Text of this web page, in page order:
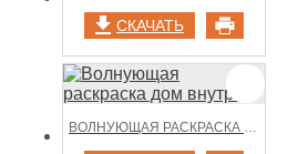
СКАЧАТЬ
ВОЛНУЮЩАЯ РАСКРАСКА ДОМ ВНУТРИ